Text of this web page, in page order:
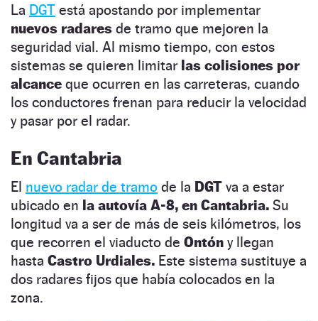
La DGT está apostando por implementar
nuevos radares de tramo que mejoren la
seguridad vial. Al mismo tiempo, con estos
sistemas se quieren limitar las colisiones por
alcance que ocurren en las carreteras, cuando
los conductores frenan para reducir la velocidad
y pasar por el radar.
En Cantabria
El nuevo radar de tramo de la DGT va a estar
ubicado en la autovía A-8, en Cantabria. Su
longitud va a ser de más de seis kilómetros, los
que recorren el viaducto de Ontón y llegan
hasta Castro Urdiales. Este sistema sustituye a
dos radares fijos que había colocados en la
zona.